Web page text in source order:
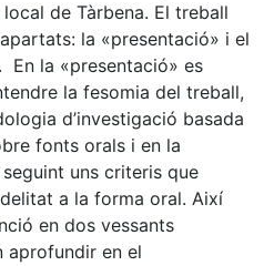
de Tàrbena. El treball
la «presentació» i el
En la «presentació» es
la fesomia del treball,
d’investigació basada
fonts orals i en la
uns criteris que
a la forma oral. Així
en dos vessants
aprofundir en el